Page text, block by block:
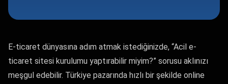
E-ticaret dünyasına adım atmak istediğinizde, “Acil e-
ticaret sitesi kurulumu yaptırabilir miyim?” sorusu aklınızı
meşgul edebilir. Türkiye pazarında hızlı bir şekilde online